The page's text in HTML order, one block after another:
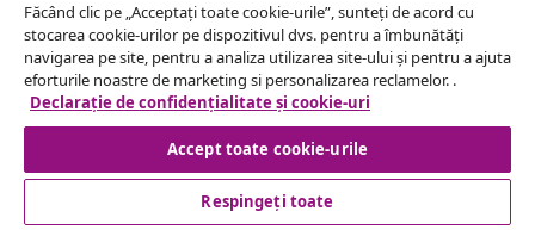
Făcând clic pe „Acceptați toate cookie-urile”, sunteți de acord cu
stocarea cookie-urilor pe dispozitivul dvs. pentru a îmbunătăți
navigarea pe site, pentru a analiza utilizarea site-ului și pentru a ajuta
eforturile noastre de marketing si personalizarea reclamelor. .
Declarație de confidențialitate și cookie-uri
Accept toate cookie-urile
Respingeți toate